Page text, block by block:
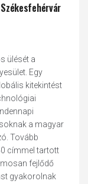
ülését a
Egy
kitekintést
a magyar
Tovább
címmel tartott
fejlődő
gyakorolnak